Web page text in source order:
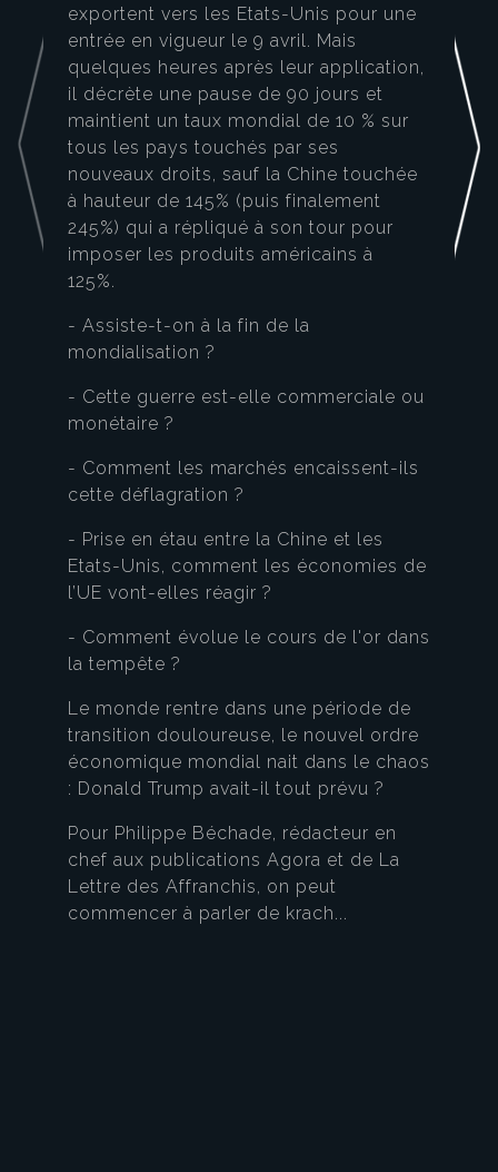
exportent vers les Etats-Unis pour une
entrée en vigueur le 9 avril. Mais
quelques heures après leur application,
il décrète une pause de 90 jours et
maintient un taux mondial de 10 % sur
tous les pays touchés par ses
nouveaux droits, sauf la Chine touchée
à hauteur de 145% (puis finalement
245%) qui a répliqué à son tour pour
imposer les produits américains à
125%.
- Assiste-t-on à la fin de la
mondialisation ?
- Cette guerre est-elle commerciale ou
monétaire ?
- Comment les marchés encaissent-ils
cette déflagration ?
- Prise en étau entre la Chine et les
Etats-Unis, comment les économies de
l’UE vont-elles réagir ?
- Comment évolue le cours de l'or dans
la tempête ?
Le monde rentre dans une période de
transition douloureuse, le nouvel ordre
économique mondial nait dans le chaos
: Donald Trump avait-il tout prévu ?
Pour Philippe Béchade, rédacteur en
chef aux publications Agora et de La
Lettre des Affranchis, on peut
commencer à parler de krach...